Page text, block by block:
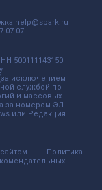
help@spark.ru
07-07
500111143150
исключением
службой по
и массовых
за номером ЭЛ
или Редакция
Политика